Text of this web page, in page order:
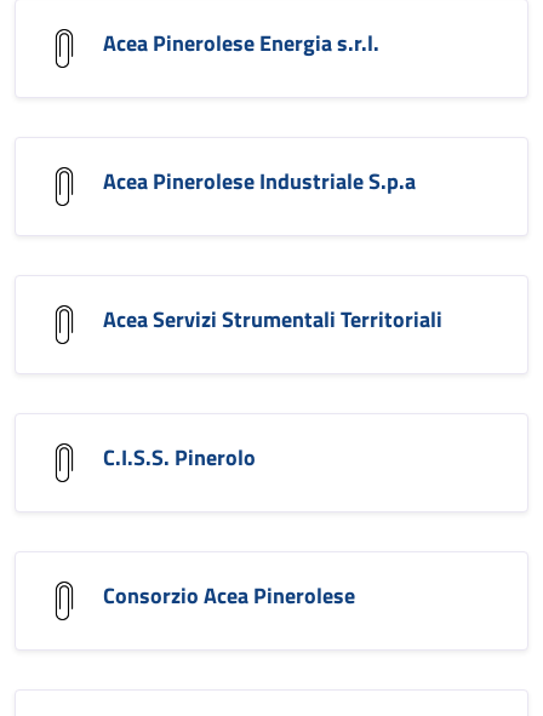
Acea Pinerolese Energia s.r.l.
Acea Pinerolese Industriale S.p.a
Acea Servizi Strumentali Territoriali
C.I.S.S. Pinerolo
Consorzio Acea Pinerolese